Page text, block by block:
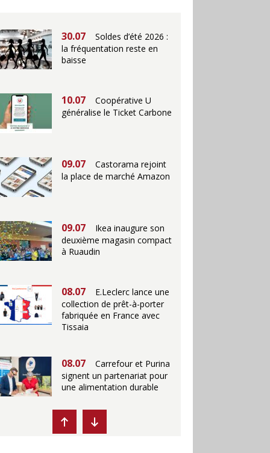
30.07
Soldes d’été 2026 :
la fréquentation reste en
baisse
10.07
Coopérative U
généralise le Ticket Carbone
09.07
Castorama rejoint
la place de marché Amazon
09.07
Ikea inaugure son
deuxième magasin compact
à Ruaudin
08.07
E.Leclerc lance une
collection de prêt-à-porter
fabriquée en France avec
Tissaia
08.07
Carrefour et Purina
signent un partenariat pour
une alimentation durable
07.07
Ikea propose des